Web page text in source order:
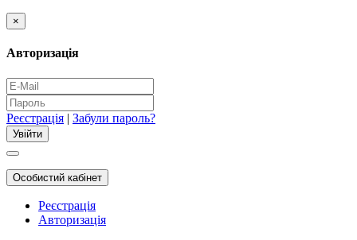
×
Авторизація
Реєстрація | Забули пароль?
Особистий кабінет
Реєстрація
Авторизація